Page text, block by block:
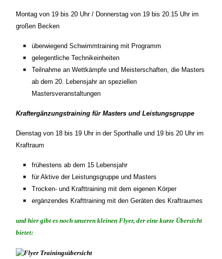
Montag von 19 bis 20 Uhr / Donnerstag von 19 bis 20.15 Uhr im
großen Becken
überwiegend Schwimmtraining mit Programm
gelegentliche Technikeinheiten
Teilnahme an Wettkämpfe und Meisterschaften, die Masters
ab dem 20. Lebensjahr an speziellen
Mastersveranstaltungen
Kraftergänzungstraining für Masters und Leistungsgruppe
Dienstag von 18 bis 19 Uhr in der Sporthalle und 19 bis 20 Uhr im
Kraftraum
frühestens ab dem 15 Lebensjahr
für Aktive der Leistungsgruppe und Masters
Trocken- und Krafttraining mit dem eigenen Körper
ergänzendes Krafttraining mit den Geräten des Kraftraumes
und hier gibt es noch unseren kleinen Flyer, der eine kurze Übersicht
bietet: